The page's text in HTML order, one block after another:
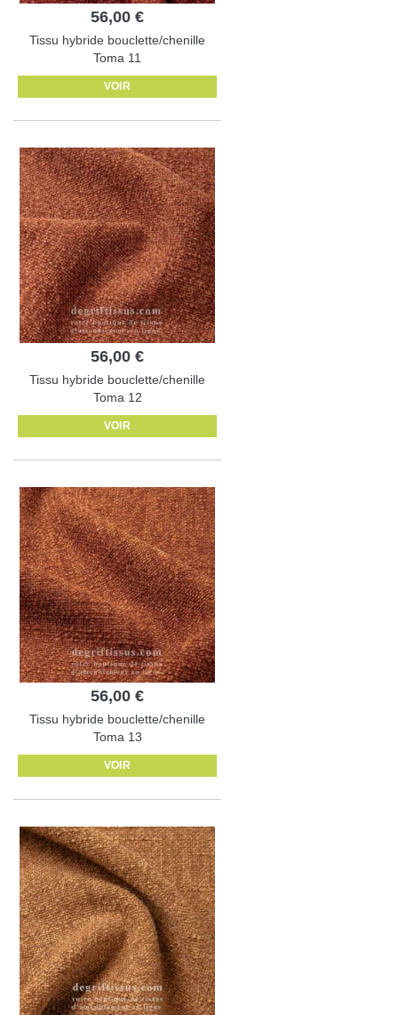
56,00 €
Tissu hybride bouclette/chenille
Toma 11
VOIR
56,00 €
Tissu hybride bouclette/chenille
Toma 12
VOIR
56,00 €
Tissu hybride bouclette/chenille
Toma 13
VOIR